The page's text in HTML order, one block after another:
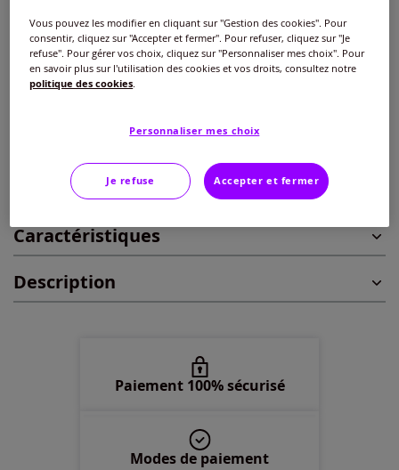
Veuillez sélectionner une taille
38/40 -Disponible dans 4 semaines
Disponible dans 4 semaines
46/48 - Disponible dans 4 semaines
50/52 -Disponible dans 4 semaines
54/56 -Disponible dans 4 semaines
Guide des tailles
Ajouter au panier
Caractéristiques
Description
Paiement 100% sécurisé
Modes de paiement
Vous pouvez les modifier en cliquant sur "Gestion des cookies". Pour
consentir, cliquez sur "Accepter et fermer". Pour refuser, cliquez sur "Je
refuse". Pour gérer vos choix, cliquez sur "Personnaliser mes choix". Pour
en savoir plus sur l'utilisation des cookies et vos droits, consultez notre
politique des cookies
Personnaliser mes choix
Je refuse Accepter et fermer